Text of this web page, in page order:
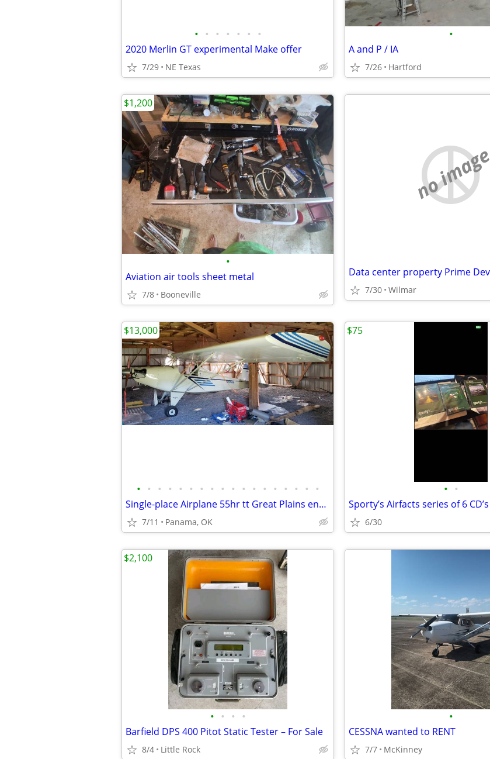
• • • • • • •
2020 Merlin GT experimental Make offer
7/29 NE Texas
•
A and P / IA
7/26 Hartford
•
Aviation air tools sheet metal
7/8 Booneville
$1,200
no image
7/30 Wilmar
• • • • • • • • • • • • • • • • • •
Single-place Airplane 55hr tt Great Plains eng, Trade for ultralight..
7/11 Panama, OK
$13,000
• •
Sporty’s Airfacts series of 6 CD’s
6/30
$75
• • • •
Barfield DPS 400 Pitot Static Tester – For Sale
8/4 Little Rock
$2,100
•
CESSNA wanted to RENT
7/7 McKinney